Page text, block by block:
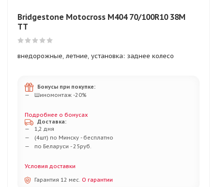
Bridgestone Motocross M404 70/100R10 38M
TT
внедорожные, летние, установка: заднее колесо
Бонусы при покупке:
Шиномонтаж -20%
Подробнее о бонусах
Доставка:
1,2 дня
(4шт) по Минску - бесплатно
по Беларуси - 25руб.
Условия доставки
Гарантия 12 мес. О гарантии